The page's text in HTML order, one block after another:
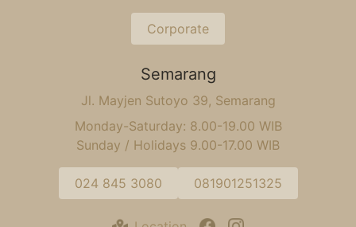
Corporate
Semarang
Jl. Mayjen Sutoyo 39, Semarang
Monday-Saturday: 8.00-19.00 WIB
Sunday / Holidays 9.00-17.00 WIB
024 845 3080 081901251325